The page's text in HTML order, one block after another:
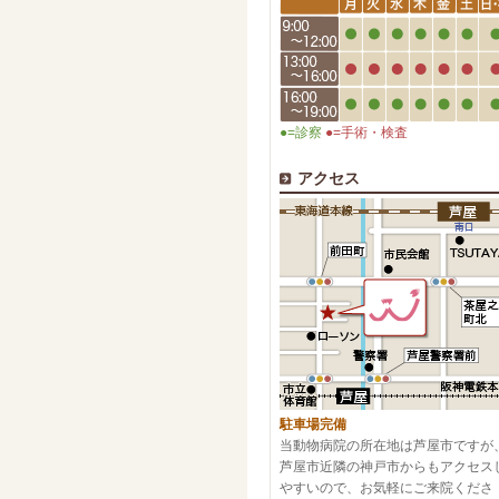
●=診察 ●=手術・検査
アクセス
駐車場完備
当動物病院の所在地は芦屋市ですが
芦屋市近隣の神戸市からもアクセス
やすいので、お気軽にご来院くださ